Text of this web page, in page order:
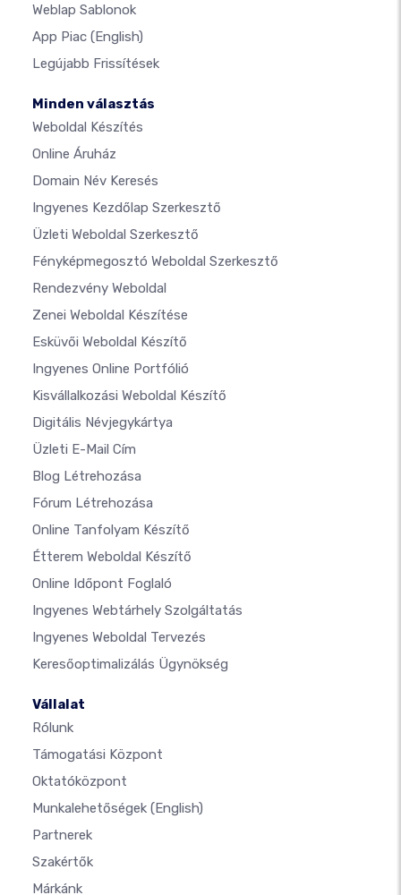
Weblap Sablonok
App Piac (English)
Legújabb Frissítések
Minden választás
Weboldal Készítés
Online Áruház
Domain Név Keresés
Ingyenes Kezdőlap Szerkesztő
Üzleti Weboldal Szerkesztő
Fényképmegosztó Weboldal Szerkesztő
Rendezvény Weboldal
Zenei Weboldal Készítése
Esküvői Weboldal Készítő
Ingyenes Online Portfólió
Kisvállalkozási Weboldal Készítő
Digitális Névjegykártya
Üzleti E-Mail Cím
Blog Létrehozása
Fórum Létrehozása
Online Tanfolyam Készítő
Étterem Weboldal Készítő
Online Időpont Foglaló
Ingyenes Webtárhely Szolgáltatás
Ingyenes Weboldal Tervezés
Keresőoptimalizálás Ügynökség
Vállalat
Rólunk
Támogatási Központ
Oktatóközpont
Munkalehetőségek (English)
Partnerek
Szakértők
Márkánk